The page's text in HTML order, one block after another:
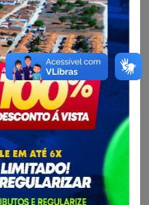
dedica o seu trabalho...